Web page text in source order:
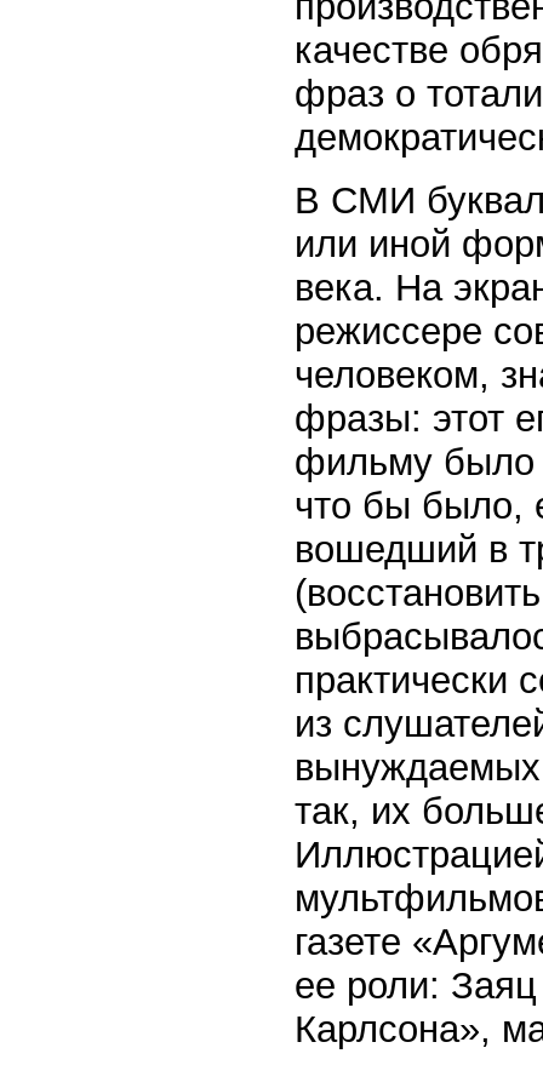
качестве
фраз о
В СМИ
или иной
века. На
режиссере
человеком,
фразы: этот
фильму было
что бы было,
вошедший в
практически
из
вынуждаемых
так, их
газете
ее роли:
Карлсона»,